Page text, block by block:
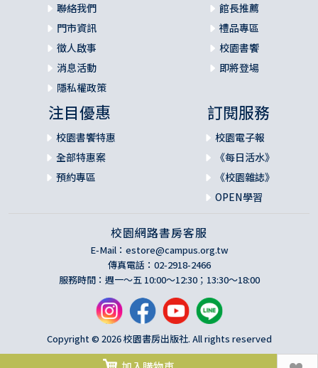
聯絡我們
門市資訊
徵人啟事
消息活動
隱私權政策
館長推薦
禮品專區
校園書饗
即將登場
注目優惠
校園書饗特惠
全部特惠案
預約專區
訂閱服務
校園電子報
《每日活水》
《校園雜誌》
OPEN學習
校園網路書房客服
E-Mail： estore@campus.org.tw
傳真電話：02-2918-2466
服務時間：週一～五 10:00～12:30；13:30～18:00
Copyright © 2026 校園書房出版社. All rights reserved